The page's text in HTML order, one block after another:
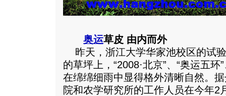
奥运草皮 由内而外
昨天，浙江大学华家池校区的试
的草坪上，“2008·北京”、“奥运五环
在绵绵细雨中显得格外清晰自然。
院和农学研究所的工作人员在今年2